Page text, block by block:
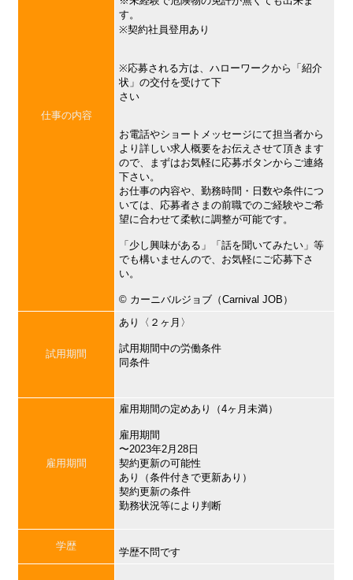
仕事の内容
す。
※契約社員登用あり
※応募される方は、ハローワークから「紹介
状」の交付を受けて下
さい
お電話やショートメッセージにて担当者から
より詳しい求人概要をお伝えさせて頂きます
ので、まずはお気軽に応募ボタンからご連絡
下さい。
お仕事の内容や、勤務時間・日数や条件につ
いては、応募者さまの前職でのご経験やご希
望に合わせて柔軟に調整が可能です。
「少し興味がある」「話を聞いてみたい」等
でも構いませんので、お気軽にご応募下さ
い。
©︎ カーニバルジョブ（Carnival JOB）
試用期間
あり〈２ヶ月〉
試用期間中の労働条件
同条件
雇用期間
雇用期間の定めあり（4ヶ月未満）
雇用期間
〜2023年2月28日
契約更新の可能性
あり（条件付きで更新あり）
契約更新の条件
勤務状況等により判断
学歴
学歴不問です